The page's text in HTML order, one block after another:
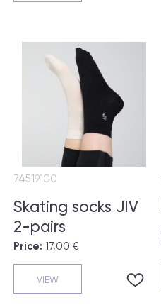
Skating socks JIV
2-pairs
74519100
Price: 17,00 €
VIEW